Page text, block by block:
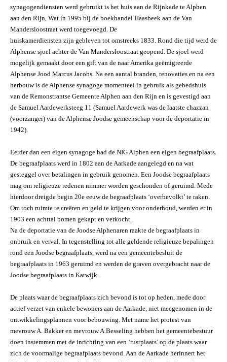
synagogendiensten werd gebruikt is het huis aan de Rijnkade te Alphen
aan den Rijn, Wat in 1995 bij de boekhandel Haasbeek aan de Van
Mandersloostraat werd toegevoegd. De
huiskamerdiensten zijn gebleven tot omstreeks 1833. Rond die tijd werd de
Alphense sjoel achter de Van Mandersloostraat geopend. De sjoel werd
mogelijk gemaakt door een gift van de naar Amerika geëmigreerde
Alphense Jood Marcus Jacobs. Na een aantal branden, renovaties en na een
herbouw is de Alphense synagoge momenteel in gebruik als gebedshuis
van de Remonstrantse Gemeente Alphen aan den Rijn en is gevestigd aan
de Samuel Aardewerksteeg 11 (Samuel Aardewerk was de laatste chazzan
(voorzanger) van de Alphense Joodse gemeenschap voor de deportatie in
1942).
Eerder dan een eigen synagoge had de NIG Alphen een eigen begraafplaats.
De begraafplaats werd in 1802 aan de Aarkade aangelegd en na wat
gesteggel over betalingen in gebruik genomen. Een Joodse begraafplaats
mag om religieuze redenen nimmer worden geschonden of geruimd. Mede
hierdoor dreigde begin 20e eeuw de begraafplaats ‘overbevolkt’ te raken.
Om toch ruimte te creëren en geld te krijgen voor onderhoud, werden er in
1903 een achttal bomen gekapt en verkocht.
Na de deportatie van de Joodse Alphenaren raakte de begraafplaats in
onbruik en verval. In tegenstelling tot alle geldende religieuze bepalingen
rond een Joodse begraafplaats, werd na een gemeentebesluit de
begraafplaats in 1963 geruimd en werden de graven overgebracht naar de
Joodse begraafplaats in Katwijk.
De plaats waar de begraafplaats zich bevond is tot op heden, mede door
actief verzet van enkele bewoners aan de Aarkade, niet meegenomen in de
ontwikkelingsplannen voor bebouwing. Met name het protest van
mevrouw A. Bakker en mevrouw A.Besseling hebben het gemeentebestuur
doen instemmen met de inrichting van een ‘rustplaats’ op de plaats waar
zich de voormalige begraafplaats bevond. Aan de Aarkade herinnert het